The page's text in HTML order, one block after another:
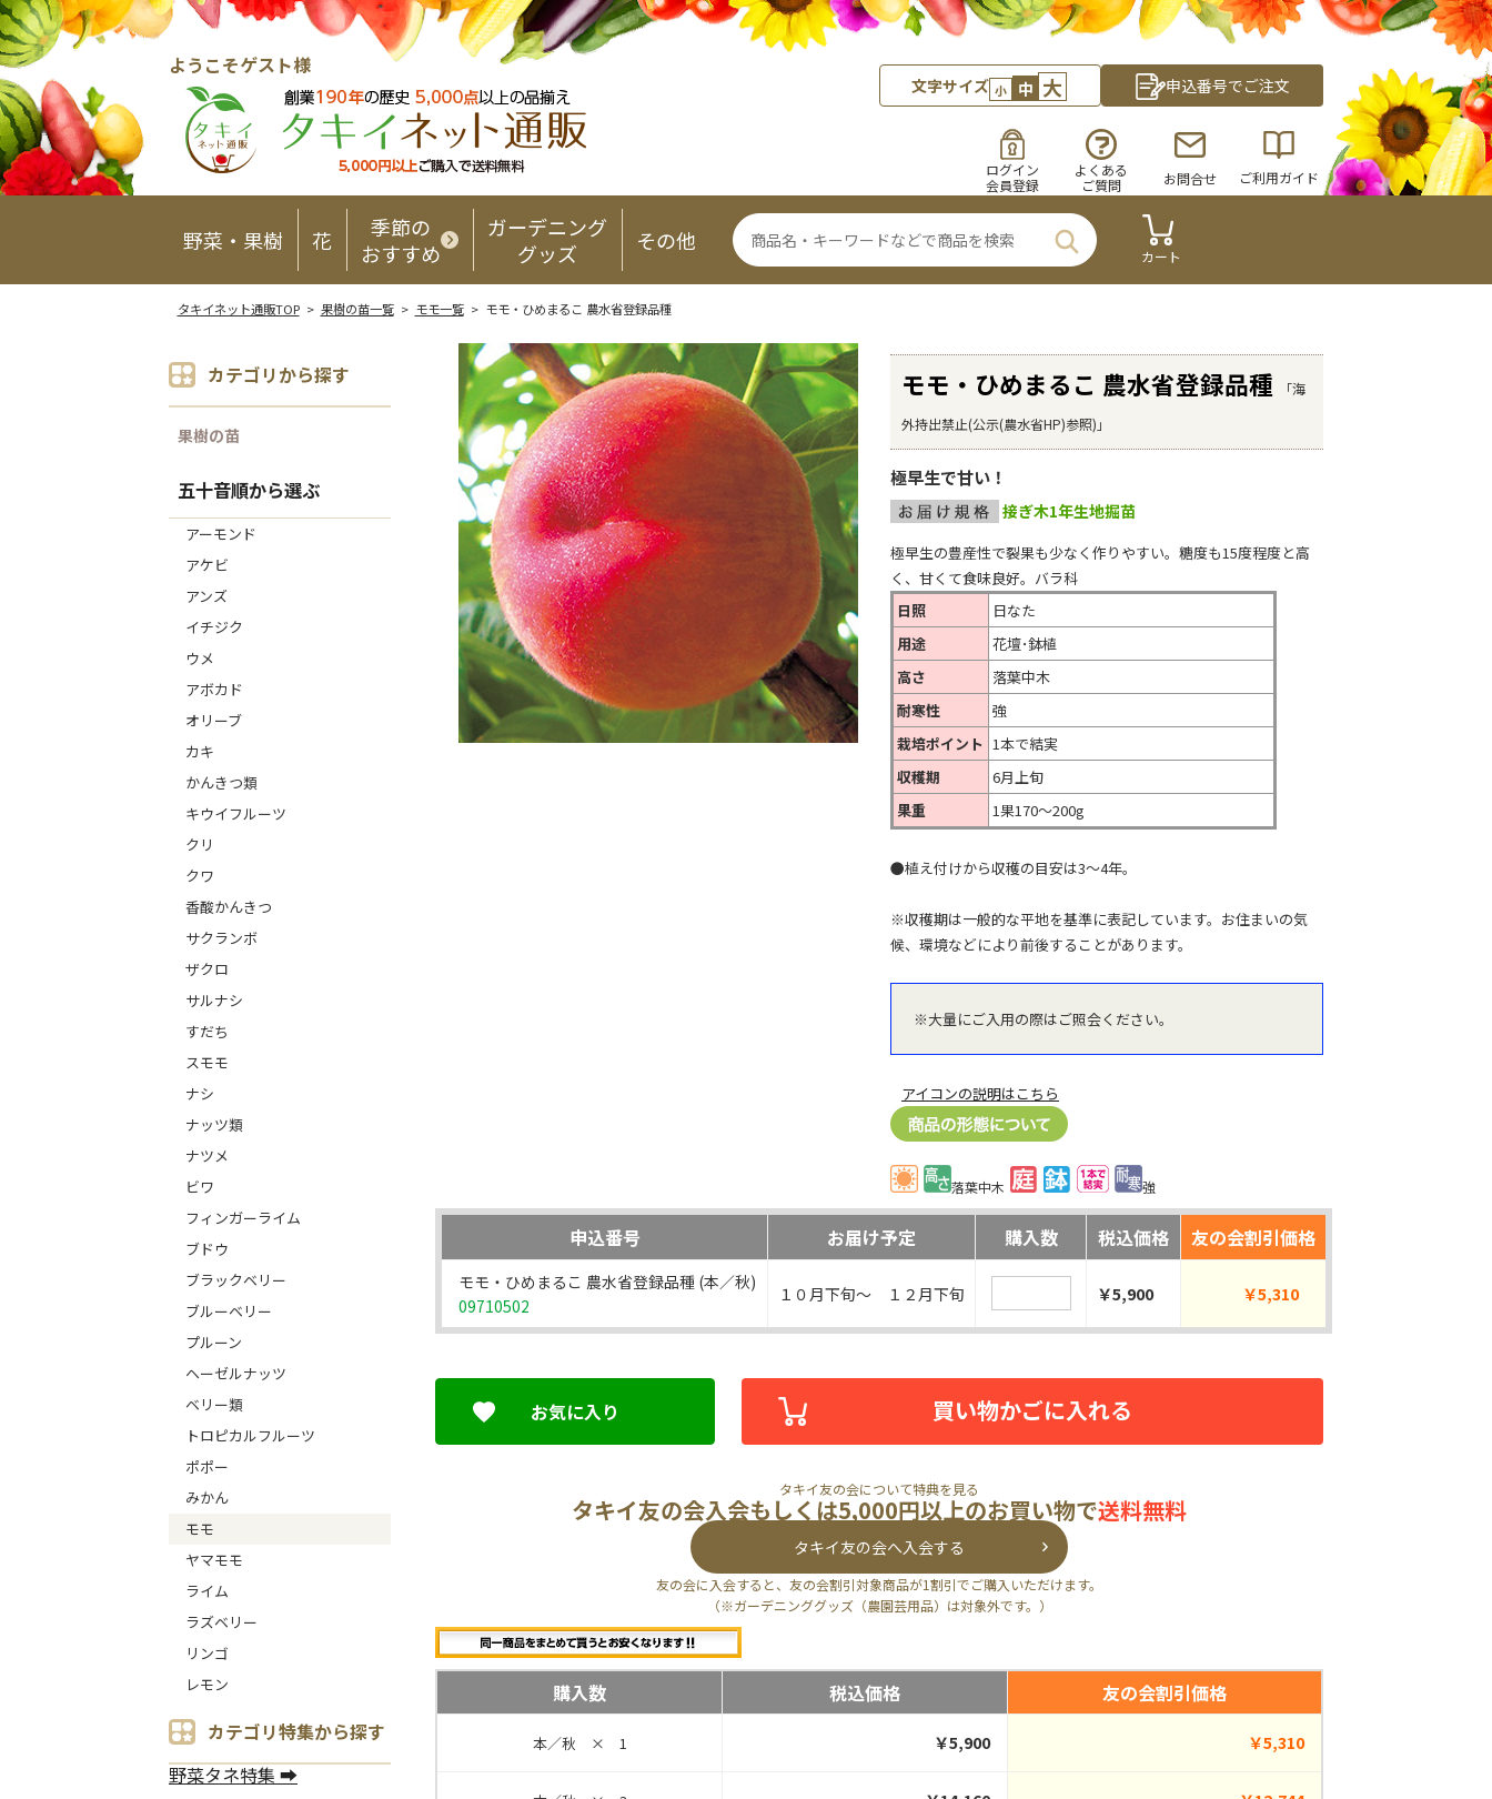
ようこそゲスト様
文字サイズ 小 中 大 申込番号でご注文
ログイン
会員登録
よくある
ご質問
お問合せ ご利用ガイド
野菜・果樹 花
季節の
おすすめ
ガーデニング
グッズ
その他
カート
タキイネット通販TOP> 果樹の苗一覧> モモ一覧> モモ・ひめまるこ 農水省登録品種
カテゴリから探す
果樹の苗
五十音順から選ぶ
アーモンド
アケビ
アンズ
イチジク
ウメ
アボカド
オリーブ
カキ
かんきつ類
キウイフルーツ
クリ
クワ
香酸かんきつ
サクランボ
ザクロ
サルナシ
すだち
スモモ
ナシ
ナッツ類
ナツメ
ビワ
フィンガーライム
ブドウ
ブラックベリー
ブルーベリー
プルーン
ヘーゼルナッツ
ベリー類
トロピカルフルーツ
ポポー
みかん
モモ
ヤマモモ
ライム
ラズベリー
リンゴ
レモン
カテゴリ特集から探す
野菜タネ特集 ➡
モモ・ひめまるこ 農水省登録品種
「海
外持出禁止(公示(農水省HP)参照)」
極早生で甘い！
接ぎ木1年生地掘苗
極早生の豊産性で裂果も少なく作りやすい。糖度も15度程度と高
く、甘くて食味良好。バラ科
日照
日なた
用途
花壇･鉢植
高さ
落葉中木
耐寒性
強
栽培ポイント 1本で結実
収穫期
6月上旬
果重
1果170～200g
●植え付けから収穫の目安は3～4年。
※収穫期は一般的な平地を基準に表記しています。お住まいの気
候、環境などにより前後することがあります。
※大量にご入用の際はご照会ください。
アイコンの説明はこちら
落葉中木 強
申込番号 お届け予定 購入数 税込価格 友の会割引価格
モモ・ひめまるこ 農水省登録品種 (本／秋)
09710502
１０月下旬～ １２月下旬 ￥5,900 ￥5,310
お気に入り 買い物かごに入れる
タキイ友の会について特典を見る
タキイ友の会入会もしくは5,000円以上のお買い物で送料無料
タキイ友の会へ入会する
友の会に入会すると、友の会割引対象商品が1割引でご購入いただけます。
（※ガーデニンググッズ（農園芸用品）は対象外です。）
購入数 税込価格 友の会割引価格
本／秋 × 1 ￥5,900 ￥5,310